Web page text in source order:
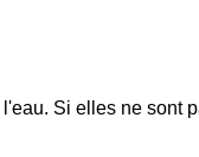
Si elles ne